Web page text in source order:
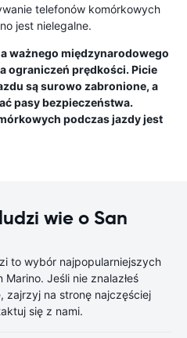
telefonów komórkowych
jest nielegalne.
ważnego międzynarodowego
ograniczeń prędkości. Picie
są surowo zabronione, a
pasy bezpieczeństwa.
podczas jazdy jest
wie o San
to wybór najpopularniejszych
Jeśli nie znalazłeś
zajrzyj na stronę najczęściej
się z nami.